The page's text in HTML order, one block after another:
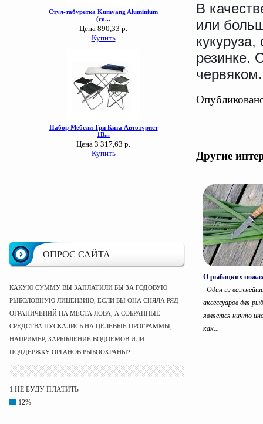
ОПРОС САЙТА
КАКУЮ СУММУ ВЫ ЗАПЛАТИЛИ БЫ ЗА ГОДОВУЮ
РЫБОЛОВНУЮ ЛИЦЕНЗИЮ, ЕСЛИ БЫ ОНА СНЯЛА РЯД
ОГРАНИЧЕНИЙ НА МЕСТА ЛОВА, А СОБРАННЫЕ
СРЕДСТВА ПУСКАЛИСЬ НА ЦЕЛЕВЫЕ ПРОГРАММЫ,
НАПРИМЕР, ЗАРЫБЛЕНИЕ ВОДОЕМОВ ИЛИ
ПОДДЕРЖКУ ОРГАНОВ РЫБООХРАНЫ?
1.НЕ БУДУ ПЛАТИТЬ
12%
В
или
резинке.
Другие
О рыбацких
Один из
аксессуаров для
является ничто
как...